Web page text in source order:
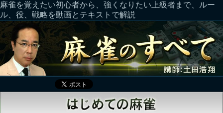
麻雀を覚えたい初心者から、強くなりたい上級者まで、ルー
ル、役、戦略を動画とテキストで解説